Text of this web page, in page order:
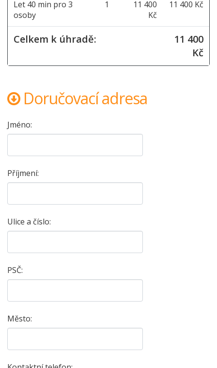
Let 40 min pro 3
osoby
1
11 400
Kč
11 400 Kč
Celkem k úhradě:
11 400
Kč
Doručovací adresa
Jméno:
Příjmení:
Ulice a číslo:
PSČ:
Město: